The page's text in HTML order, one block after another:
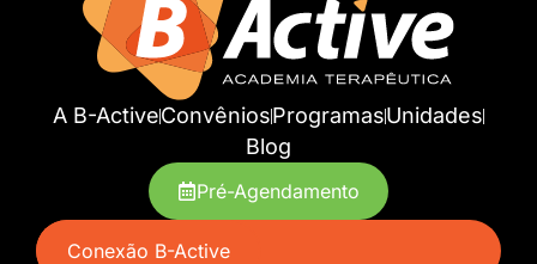
A B-ActiveConvêniosProgramasUnidades
Blog
Pré-Agendamento
Conexão B-Active